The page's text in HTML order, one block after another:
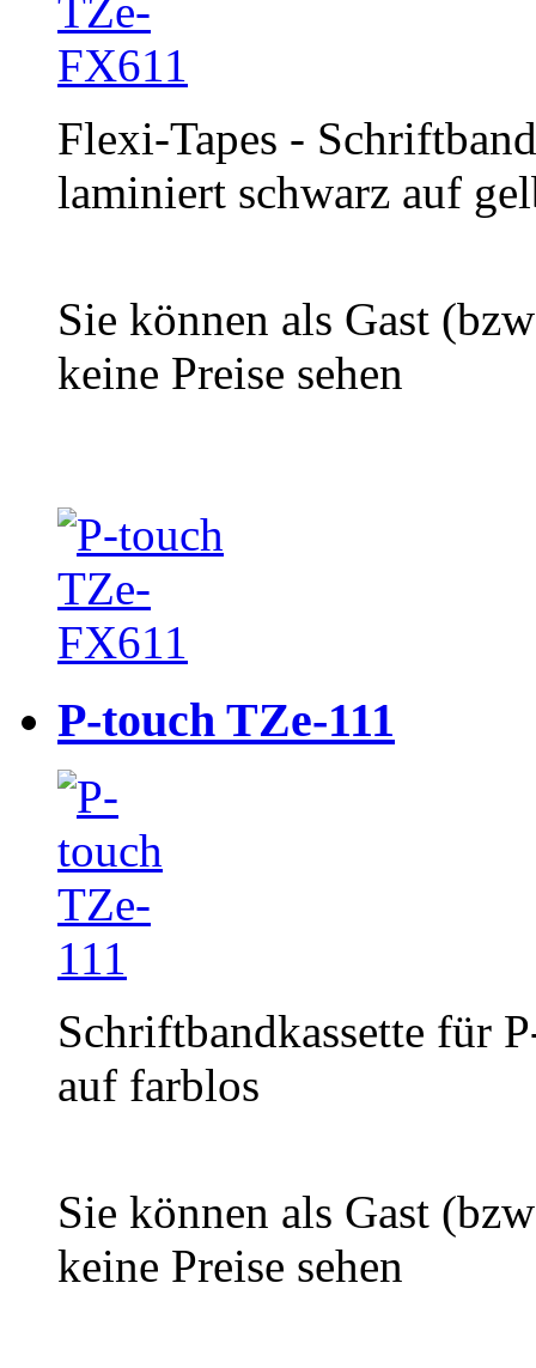
Flexi-Tapes -
laminiert schwarz auf
Sie können als Gast
keine Preise sehen
P-touch TZe-111
Schriftbandkassette für
auf farblos
Sie können als Gast
keine Preise sehen